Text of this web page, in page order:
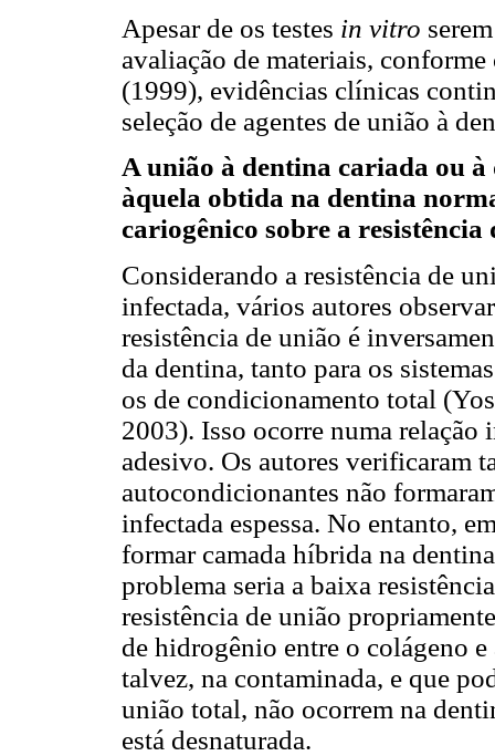
Apesar de os testes in vitro
avaliação de materiais,
(1999), evidências clínicas
seleção de agentes de união à
A união à dentina cariada ou
àquela obtida na dentina
cariogênico sobre a resistência
Considerando a resistência de
infectada, vários autores
resistência de união é
da dentina, tanto para os
os de condicionamento total
2003). Isso ocorre numa relação
adesivo. Os autores verificaram
autocondicionantes não
infectada espessa. No entanto,
formar camada híbrida na
problema seria a baixa
resistência de união
de hidrogênio entre o colágeno
talvez, na contaminada, e que
união total, não ocorrem na
está desnaturada.